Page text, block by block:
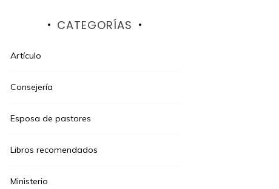
CATEGORÍAS
Artículo
Consejería
Esposa de pastores
Libros recomendados
Ministerio